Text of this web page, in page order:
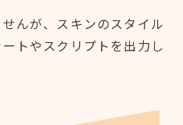
んが、スキンのスタイル
トやスクリプトを出力し